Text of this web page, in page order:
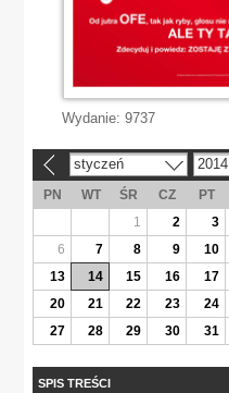
Wydanie: 9737
styczeń 2014
PN WT ŚR CZ PT
1
2 3
6
7 8 9 10
13
14 15 16 17
20
21 22 23 24
27
28 29 30 31
SPIS TREŚCI